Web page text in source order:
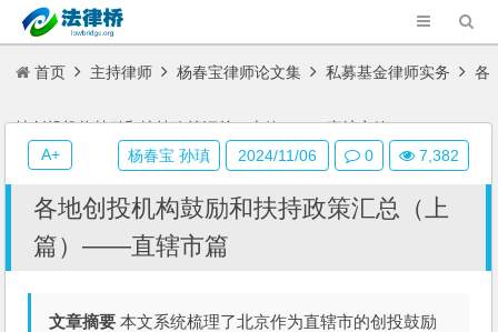
首页 主持律师 杨春宝律师论文集 私募基金律师实务 各
地创投机构鼓励和扶持政策汇总（上篇）——直辖市篇
各地创投机构鼓励和扶持政策汇总（上
篇）——直辖市篇
文章摘要 本文系统梳理了北京作为直辖市的创投鼓励
杨春宝 孙瑱 2024/11/06 0 7,382
A+